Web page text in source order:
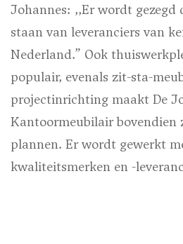
Johannes: ,,Er wordt gezegd
staan van leveranciers van
Nederland.” Ook
populair, evenals zit-sta-
projectinrichting maakt De
Kantoormeubilair bovendien
plannen. Er wordt gewerkt
kwaliteitsmerken en -